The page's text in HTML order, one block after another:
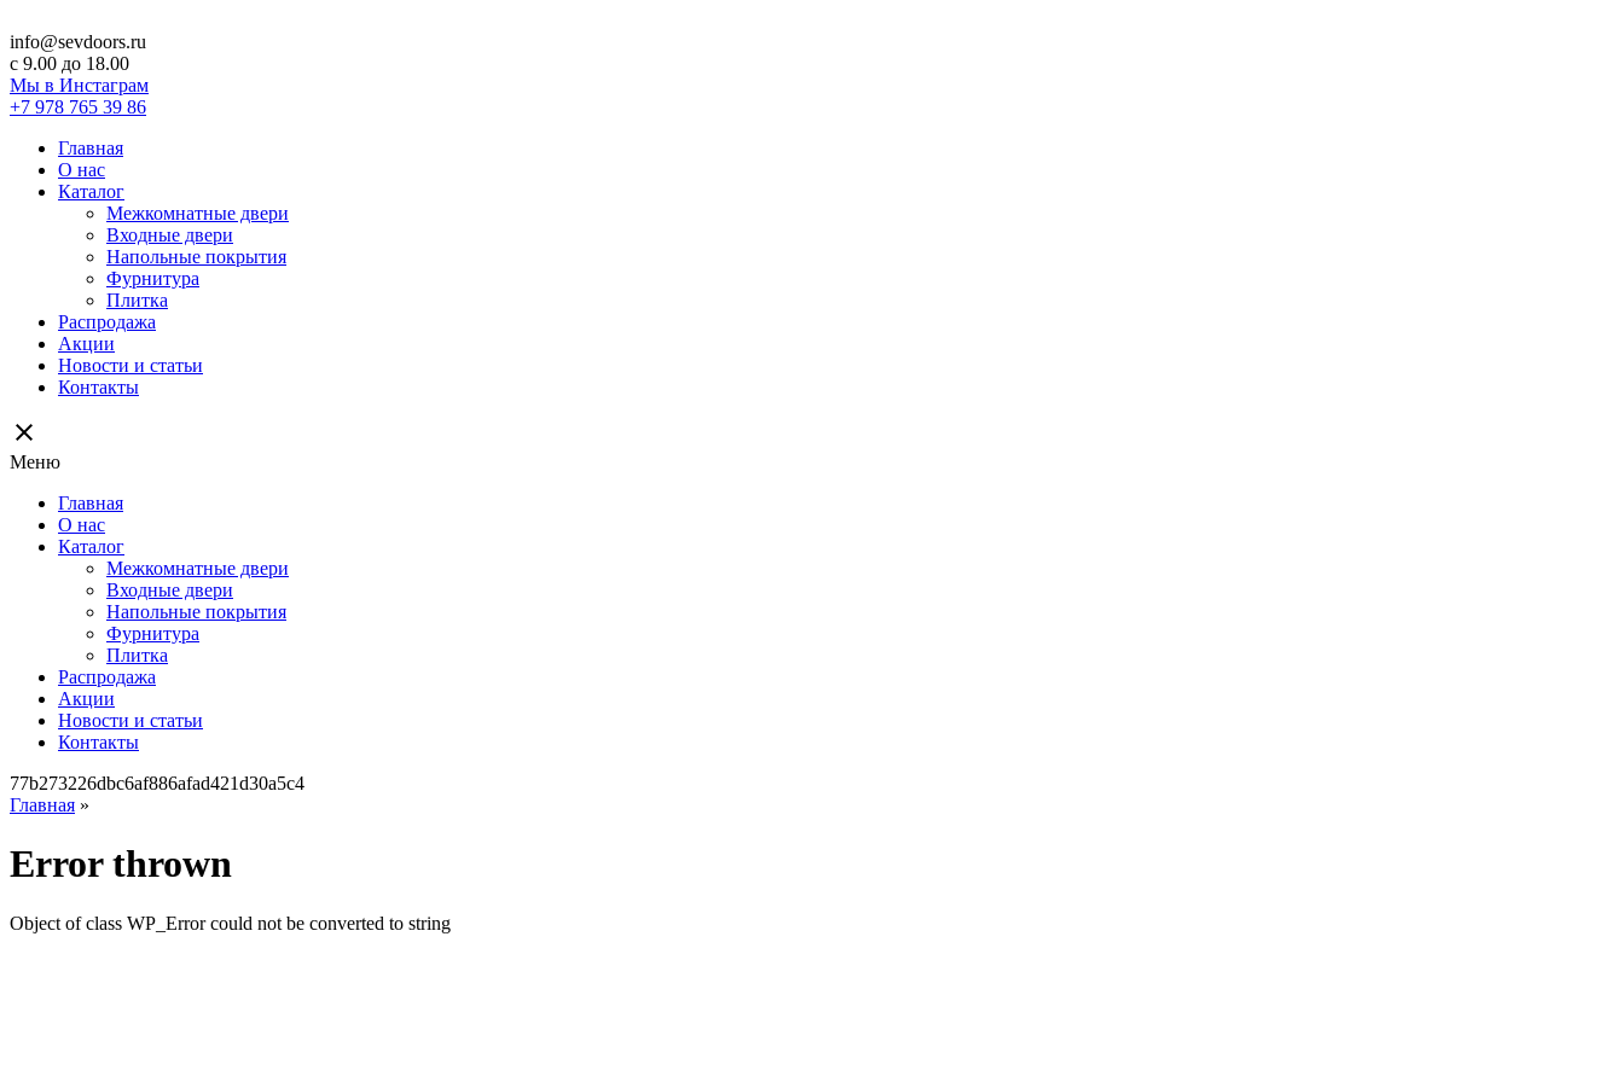
info@sevdoors.ru
c 9.00 до 18.00
Мы в Инстаграм
+7 978 765 39 86
Главная
О нас
Каталог
Межкомнатные двери
Входные двери
Напольные покрытия
Фурнитура
Плитка
Распродажа
Акции
Новости и статьи
Контакты
close
Меню
Главная
О нас
Каталог
Межкомнатные двери
Входные двери
Напольные покрытия
Фурнитура
Плитка
Распродажа
Акции
Новости и статьи
Контакты
77b273226dbc6af886afad421d30a5c4
Главная »
Error thrown
Object of class WP_Error could not be converted to string